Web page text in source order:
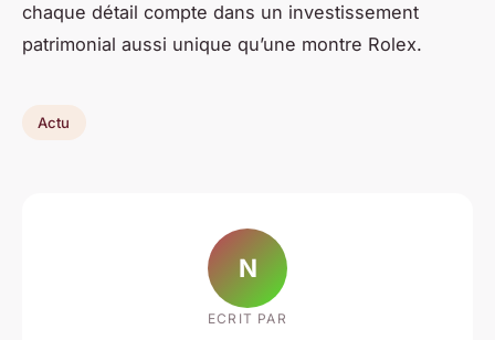
chaque détail compte dans un investissement
patrimonial aussi unique qu’une montre Rolex.
Actu
N
ECRIT PAR